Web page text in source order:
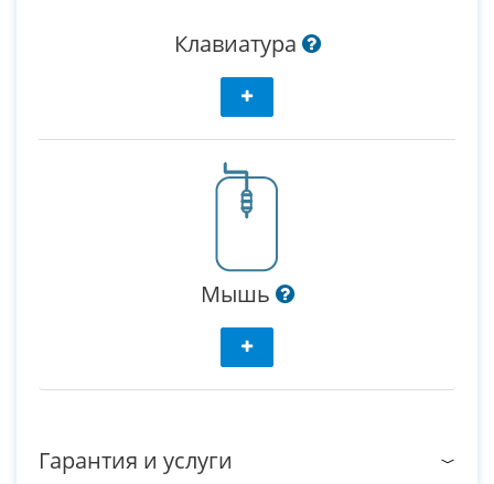
Клавиатура
Мышь
Гарантия и услуги